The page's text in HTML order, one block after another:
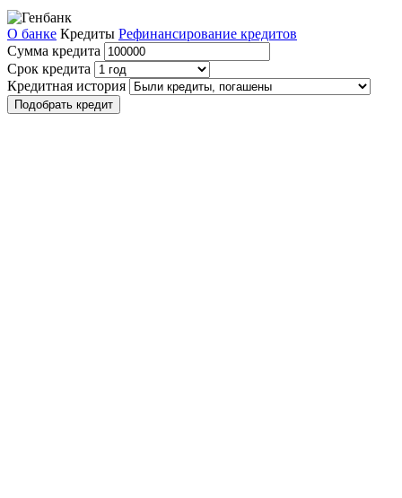
О банке Кредиты Рефинансирование кредитов
Сумма кредита
Срок кредита
Кредитная история
Подобрать кредит